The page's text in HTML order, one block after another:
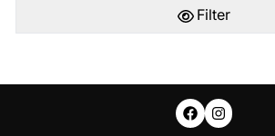
Filter